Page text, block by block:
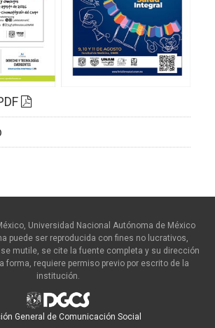
Universidad Nacional Autónoma de México
puede ser reproducida con fines no lucrativos,
mutile, se cite la fuente completa y su dirección
forma, requiere permiso previo por escrito de la
institución.
General de Comunicación Social